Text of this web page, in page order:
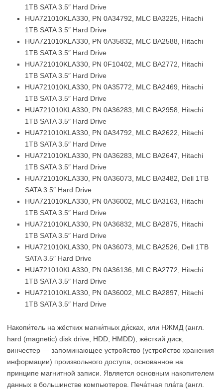
1TB SATA 3.5″ Hard Drive
HUA721010KLA330, PN 0A34792, MLC BA3225, Hitachi
1TB SATA 3.5″ Hard Drive
HUA721010KLA330, PN 0A35832, MLC BA2588, Hitachi
1TB SATA 3.5″ Hard Drive
HUA721010KLA330, PN 0F10402, MLC BA2772, Hitachi
1TB SATA 3.5″ Hard Drive
HUA721010KLA330, PN 0A35772, MLC BA2469, Hitachi
1TB SATA 3.5″ Hard Drive
HUA721010KLA330, PN 0A36283, MLC BA2958, Hitachi
1TB SATA 3.5″ Hard Drive
HUA721010KLA330, PN 0A34792, MLC BA2622, Hitachi
1TB SATA 3.5″ Hard Drive
HUA721010KLA330, PN 0A36283, MLC BA2647, Hitachi
1TB SATA 3.5″ Hard Drive
HUA721010KLA330, PN 0A36073, MLC BA3482, Dell 1TB
SATA 3.5″ Hard Drive
HUA721010KLA330, PN 0A36002, MLC BA3163, Hitachi
1TB SATA 3.5″ Hard Drive
HUA721010KLA330, PN 0A36832, MLC BA2875, Hitachi
1TB SATA 3.5″ Hard Drive
HUA721010KLA330, PN 0A36073, MLC BA2526, Dell 1TB
SATA 3.5″ Hard Drive
HUA721010KLA330, PN 0A36136, MLC BA2772, Hitachi
1TB SATA 3.5″ Hard Drive
HUA721010KLA330, PN 0A36002, MLC BA2897, Hitachi
1TB SATA 3.5″ Hard Drive
Накопи́тель на жёстких магни́тных ди́сках, или НЖМД (англ.
hard (magnetic) disk drive, HDD, HMDD), жёсткий диск,
винчестер — запоминающее устройство (устройство хранения
информации) произвольного доступа, основанное на
принципе магнитной записи. Является основным накопителем
данных в большинстве компьютеров. Печа́тная пла́та (англ.